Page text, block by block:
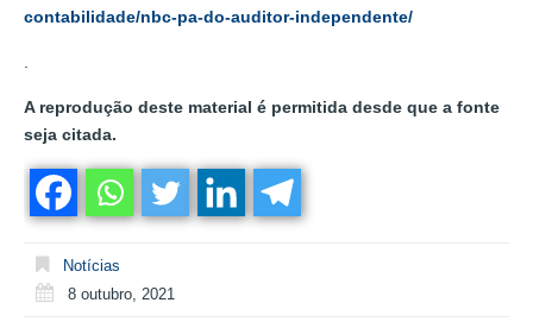
contabilidade/nbc-pa-do-auditor-independente/
A reprodução deste material é permitida desde que a fonte
seja citada.
Notícias
8 outubro, 2021